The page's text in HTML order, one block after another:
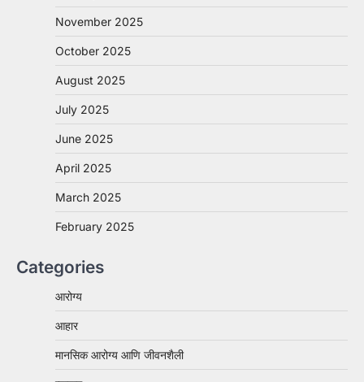
November 2025
October 2025
August 2025
July 2025
June 2025
April 2025
March 2025
February 2025
Categories
आरोग्य
आहार
मानसिक आरोग्य आणि जीवनशैली